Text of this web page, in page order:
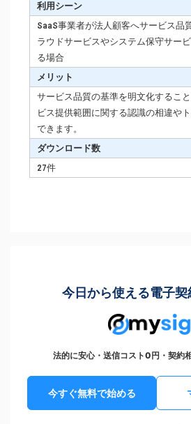
利用シーン
SaaS事業者が法人顧客へサービス品
ラウドサービスやシステム保守サー
る場合
メリット
サービス品質の基準を明文化するこ
ビス提供範囲に関する認識の相違や
できます。
ダウンロード数
27件
今日から使える電子契
法的に安心・送信コスト0円・契約
今すぐ無料で始める